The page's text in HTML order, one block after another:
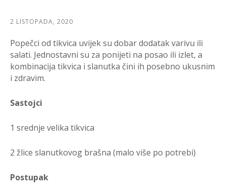
2 LISTOPADA, 2020
Popečci od tikvica uvijek su dobar dodatak varivu ili
salati. Jednostavni su za ponijeti na posao ili izlet, a
kombinacija tikvica i slanutka čini ih posebno ukusnim
i zdravim.
Sastojci
1 srednje velika tikvica
2 žlice slanutkovog brašna (malo više po potrebi)
Postupak